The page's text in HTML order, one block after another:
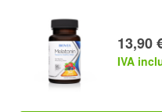
13,90
IVA